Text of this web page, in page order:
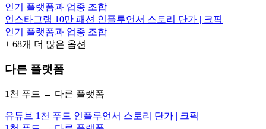
인기 플랫폼과 업종 조합
인스타그램 10만 패션 인플루언서 스토리 단가 | 크픽
인기 플랫폼과 업종 조합
+ 68개 더 많은 옵션
다른 플랫폼
1천 푸드 → 다른 플랫폼
유튜브 1천 푸드 인플루언서 스토리 단가 | 크픽